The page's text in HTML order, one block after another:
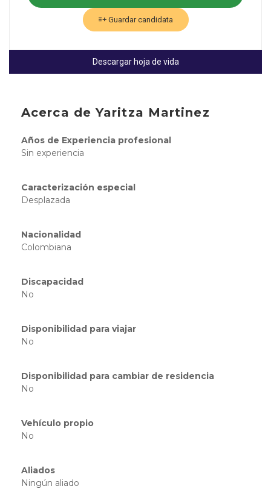
Guardar candidata
Descargar hoja de vida
Acerca de Yaritza Martinez
Años de Experiencia profesional
Sin experiencia
Caracterización especial
Desplazada
Nacionalidad
Colombiana
Discapacidad
No
Disponibilidad para viajar
No
Disponibilidad para cambiar de residencia
No
Vehículo propio
No
Aliados
Ningún aliado